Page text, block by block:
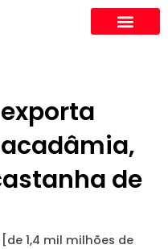
de
1,4 mil milhões de